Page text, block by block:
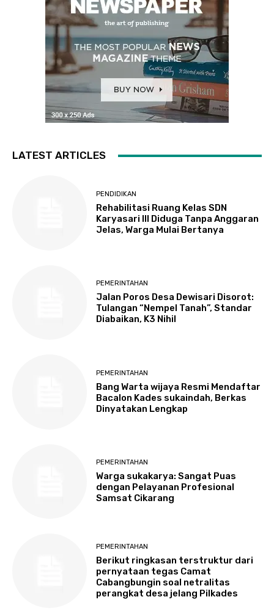
LATEST ARTICLES
PENDIDIKAN
Rehabilitasi Ruang Kelas SDN
Karyasari III Diduga Tanpa Anggaran
Jelas, Warga Mulai Bertanya
PEMERINTAHAN
Jalan Poros Desa Dewisari Disorot:
Tulangan “Nempel Tanah”, Standar
Diabaikan, K3 Nihil
PEMERINTAHAN
Bang Warta wijaya Resmi Mendaftar
Bacalon Kades sukaindah, Berkas
Dinyatakan Lengkap
PEMERINTAHAN
Warga sukakarya: Sangat Puas
dengan Pelayanan Profesional
Samsat Cikarang
PEMERINTAHAN
Berikut ringkasan terstruktur dari
pernyataan tegas Camat
Cabangbungin soal netralitas
perangkat desa jelang Pilkades